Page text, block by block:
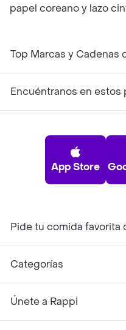
papel coreano y lazo
Top Marcas y Cadenas
Encuéntranos en estos
App Store
Pide tu comida favorita
Categorías
Únete a Rappi